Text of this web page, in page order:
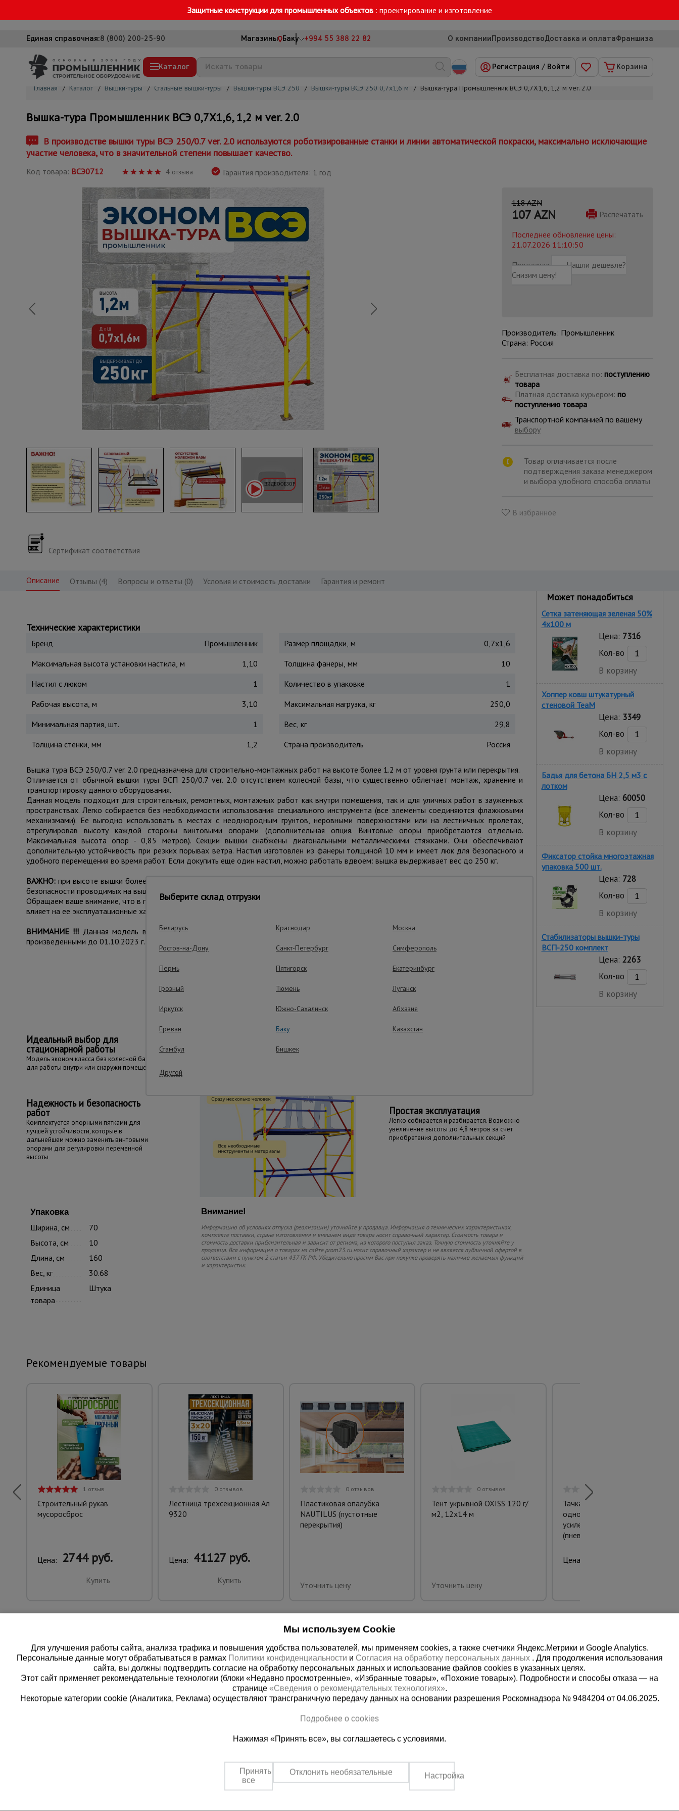
Защитные конструкции для промышленных объектов : проектирование и изготовление
Единая справочная:8 (800) 200-25-90 Магазины Баку +994 55 388 22 82 О компанииПроизводствоДоставка и оплатаФраншиза
Каталог
Вышки-туры
Подмости строительные
Сетка, тенты, брезенты
Строительные подъемники
Грузоподъемное оборудование
Мусоропровод строительный
Фанера ламинированная
Опалубка
Вибротехника для строительства
Оборудование для работы с арматурой
Оборудование для бетонных работ
Техника для склада
Тачки строительные и садовые
Лестницы и стремянки
Штукатурные комплекты
Сварочные аппараты
Тепловые пушки
Металл и металлообработка
Каталог
всех
товаров
Регистрация / Войти Корзина
Главная / Каталог / Вышки-туры / Стальные вышки-туры / Вышки-туры ВСЭ 250 / Вышки-туры ВСЭ 250 0,7х1,6 м / Вышка-тура Промышленник ВСЭ 0,7Х1,6, 1,2 м ver. 2.0
Вышка-тура Промышленник ВСЭ 0,7Х1,6, 1,2 м ver. 2.0
В производстве вышки туры ВСЭ 250/0.7 ver. 2.0 используются роботизированные станки и линии автоматической покраски, максимально исключающие
участие человека, что в значительной степени повышает качество.
Код товара: ВСЭ0712 4 отзыва Гарантия производителя: 1 год
118 AZN
107AZN
Распечатать
Последнее обновление цены:
21.07.2026 11:10:50
Предзаказ
Нашли дешевле?
Снизим цену!
Производитель: Промышленник
Страна: Россия
Бесплатная доставка по: поступлению
товара
Платная доставка курьером: по
поступлению товара
Транспортной компанией по вашему
выбору
Товар оплачивается после
подтверждения заказа менеджером
и выбора удобного способа оплаты
В избранное
Сертификат соответствия
Описание Отзывы (4) Вопросы и ответы (0) Условия и стоимость доставки Гарантия и ремонт
Технические характеристики
Бренд
Промышленник
Максимальная высота установки настила, м
1,10
Настил с люком
1
Рабочая высота, м
3,10
Минимальная партия, шт.
1
Толщина стенки, мм
1,2
Размер площадки, м
0,7x1,6
Толщина фанеры, мм
10
Количество в упаковке
1
Максимальная нагрузка, кг
250,0
Вес, кг
29,8
Страна производитель
Россия
Вышка тура ВСЭ 250/0.7 ver. 2.0 предназначена для строительно-монтажных работ на высоте более 1.2 м от уровня грунта или перекрытия.
Отличается от обычной вышки туры ВСП 250/0.7 ver. 2.0 отсутствием колесной базы, что существенно облегчает монтаж, хранение и
транспортировку данного оборудования.
Данная модель подходит для строительных, ремонтных, монтажных работ как внутри помещения, так и для уличных работ в зауженных
пространствах. Легко собирается без необходимости использования специального инструмента (все элементы соединяются флажковыми
механизмами). Ее выгодно использовать в местах с неоднородным грунтов, неровными поверхностями или на лестничных пролетах,
отрегулировав высоту каждой стороны винтовыми опорами (дополнительная опция. Винтовые опоры приобретаются отдельно.
Максимальная высота опор - 0,85 метров). Секции вышки снабжены диагональными металлическими стяжками. Они обеспечивают
дополнительную устойчивость при резких порывах ветра. Настил изготовлен из фанеры толщиной 10 мм и имеет люк для безопасного и
удобного перемещения во время работ. Если докупить еще один настил, можно работать вдвоем: вышка выдерживает вес до 250 кг.
ВАЖНО: при высоте вышки более 5 метров рекомендуем использовать комплект
безопасности проводимых на вышке работ.
Обращаем ваше внимание, что в процессе транспортировки вышка может получить визуальные потертости, царапины и прочее, что никак не
влияет на ее эксплуатационные характеристики и не признается браком.
ВНИМАНИЕ !!! Данная модель вышки с измененным конструктивом не совместима для наращивания с вышками ВСП "Промышленник",
произведенными до 01.10.2023 г.
Важные преимущества – эффективная работа
Идеальный выбор для
стационарной работы
Модель эконом класса без колесной базы
для работы внутри или снаружи помещения
Надежность и безопасность
работ
Комплектуется опорными пятками для
лучшей устойчивости, которые в
дальнейшем можно заменить винтовыми
опорами для регулировки переменной
высоты
Простая эксплуатация
Легко собирается и разбирается. Возможно
увеличение высоты до 4,8 метров за счет
приобретения дополнительных секций
Упаковка
Ширина, см
70
Высота, см
10
Длина, см
160
Вес, кг
30.68
Единица
товара
Штука
Внимание!
Информацию об условиях отпуска (реализации) уточняйте у продавца. Информация о технических характеристиках,
комплекте поставки, стране изготовления и внешнем виде товара носит справочный характер. Стоимость товара и
стоимость доставки приблизительная и зависит от региона, из которого поступил заказ. Точную стоимость уточняйте у
продавца. Вся информация о товарах на сайте prom23.ru носит справочный характер и не является публичной офертой в
соответствии с пунктом 2 статьи 437 ГК РФ. Убедительно просим Вас при покупке проверять наличие желаемых функций
и характеристик.
Может понадобиться
Сетка затеняющая зеленая 50%
4х100 м
Цена: 7316
Кол-во
В корзину
Хоппер ковш штукатурный
стеновой TeaM
Цена: 3349
Кол-во
В корзину
Бадья для бетона БН 2,5 м3 с
лотком
Цена: 60050
Кол-во
В корзину
Фиксатор стойка многоэтажная
упаковка 500 шт.
Цена: 728
Кол-во
В корзину
Стабилизаторы вышки-туры
ВСП-250 комплект
Цена: 2263
Кол-во
В корзину
Рекомендуемые товары
1 отзыв
Строительный рукав
мусоросброс
Цена: 2744 руб.
Купить
0 отзывов
Лестница трехсекционная Ал
9320
Цена: 41127 руб.
Купить
0 отзывов
Пластиковая опалубка
NAUTILUS (пустотные
перекрытия)
Уточнить цену
0 отзывов
Тент укрывной OXISS 120 г/
м2, 12х14 м
Уточнить цену
Тачка "Промышленник"
одноколесная антиударная
усиленная, 110 литров
(пневмоколесо)
Цена:
8 (800) 200-25-90
Заказать звонок
+994 55 388 22 82
Заказать звонок
Мы в социальных сетях:
Выберите склад отгрузки
Беларусь Краснодар Москва
Ростов-на-Дону Санкт-Петербург Симферополь
Пермь Пятигорск Екатеринбург
Грозный Тюмень Луганск
Иркутск Южно-Сахалинск Абхазия
Ереван Баку Казахстан
Стамбул Бишкек
Другой
Мы используем Cookie
Для улучшения работы сайта, анализа трафика и повышения удобства пользователей, мы применяем cookies, а также счетчики Яндекс.Метрики и Google Analytics.
Персональные данные могут обрабатываться в рамках Политики конфиденциальности и Согласия на обработку персональных данных . Для продолжения использования
сайта, вы должны подтвердить согласие на обработку персональных данных и использование файлов cookies в указанных целях.
Этот сайт применяет рекомендательные технологии (блоки «Недавно просмотренные», «Избранные товары», «Похожие товары»). Подробности и способы отказа — на
странице «Сведения о рекомендательных технологиях».
Некоторые категории cookie (Аналитика, Реклама) осуществляют трансграничную передачу данных на основании разрешения Роскомнадзора № 9484204 от 04.06.2025.
Подробнее о cookies
Нажимая «Принять все», вы соглашаетесь с условиями.
Принять
все
Отклонить необязательные Настройка